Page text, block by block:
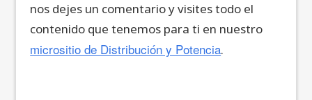
nos dejes un comentario y visites todo el
contenido que tenemos para ti en nuestro
micrositio de Distribución y Potencia.